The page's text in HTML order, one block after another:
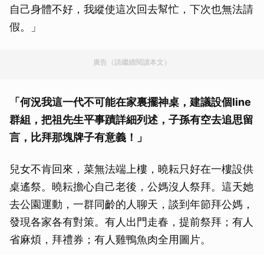
自己身體不好，我縱使這次回去幫忙，下次也無法請
假。」
廣告（請繼續閱讀本文）
「何況我這一代不可能在家裏擺神桌，建議設個line
群組，把祖先生平事蹟詳細列述，子孫有空去追思留
言，比拜那塊牌子有意義！」
兒女不肯回來，菜無法端上樓，曉耘只好在一樓設供
桌遙祭。曉耘擔心自己老後，公媽沒人祭拜。這天她
去公園運動，一群同齡的人聊天，談到年節拜公媽，
發現各家各有對策。有人出門走春，提前祭拜；有人
省麻煩，拜禮券；有人雞鴨魚肉全用圖片。